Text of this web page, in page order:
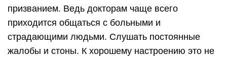
призванием. Ведь докторам чаще всего
приходится общаться с больными и
страдающими людьми. Слушать постоянные
жалобы и стоны. К хорошему настроению это не